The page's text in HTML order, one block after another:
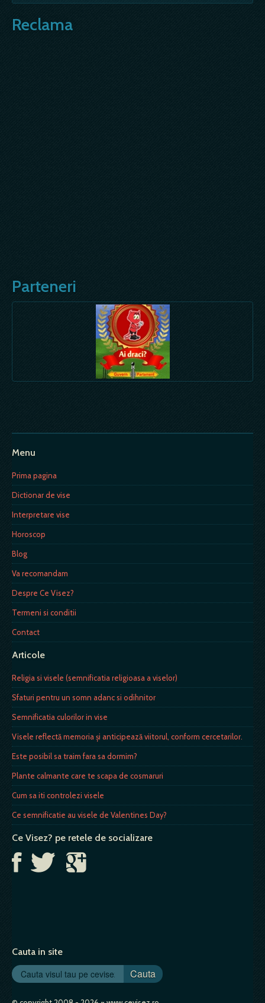
Reclama
Parteneri
Menu
Prima pagina
Dictionar de vise
Interpretare vise
Horoscop
Blog
Va recomandam
Despre Ce Visez?
Termeni si conditii
Contact
Articole
Religia si visele (semnificatia religioasa a viselor)
Sfaturi pentru un somn adanc si odihnitor
Semnificatia culorilor in vise
Visele reflectă memoria și anticipează viitorul, conform cercetarilor.
Este posibil sa traim fara sa dormim?
Plante calmante care te scapa de cosmaruri
Cum sa iti controlezi visele
Ce semnificatie au visele de Valentines Day?
Ce Visez? pe retele de socializare
Cauta in site
Cauta